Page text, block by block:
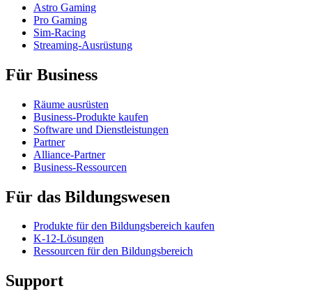
Astro Gaming
Pro Gaming
Sim-Racing
Streaming-Ausrüstung
Für Business
Räume ausrüsten
Business-Produkte kaufen
Software und Dienstleistungen
Partner
Alliance-Partner
Business-Ressourcen
Für das Bildungswesen
Produkte für den Bildungsbereich kaufen
K-12-Lösungen
Ressourcen für den Bildungsbereich
Support